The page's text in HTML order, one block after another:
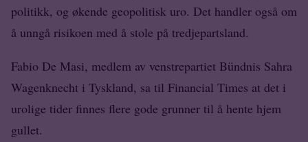
politikk, og økende geopolitisk uro. Det handler også om
å unngå risikoen med å stole på tredjepartsland.
Fabio De Masi, medlem av venstrepartiet Bündnis Sahra
Wagenknecht i Tyskland, sa til Financial Times at det i
urolige tider finnes flere gode grunner til å hente hjem
gullet.